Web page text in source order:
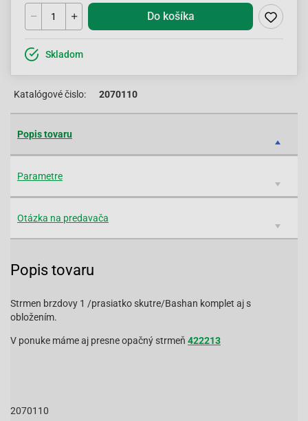
Do košíka
Skladom
Katalógové čislo: 2070110
Popis tovaru
Parametre
Otázka na predavača
Popis tovaru
Strmen brzdovy 1 /prasiatko skutre/Bashan komplet aj s
obložením.
V ponuke máme aj presne opačný strmeň 422213
2070110